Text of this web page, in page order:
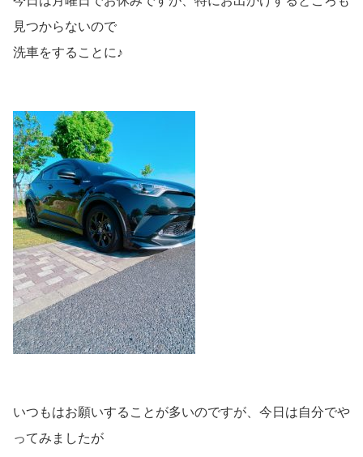
見つからないので
洗車をすることに♪
いつもはお願いすることが多いのですが、今日は自分でや
ってみましたが